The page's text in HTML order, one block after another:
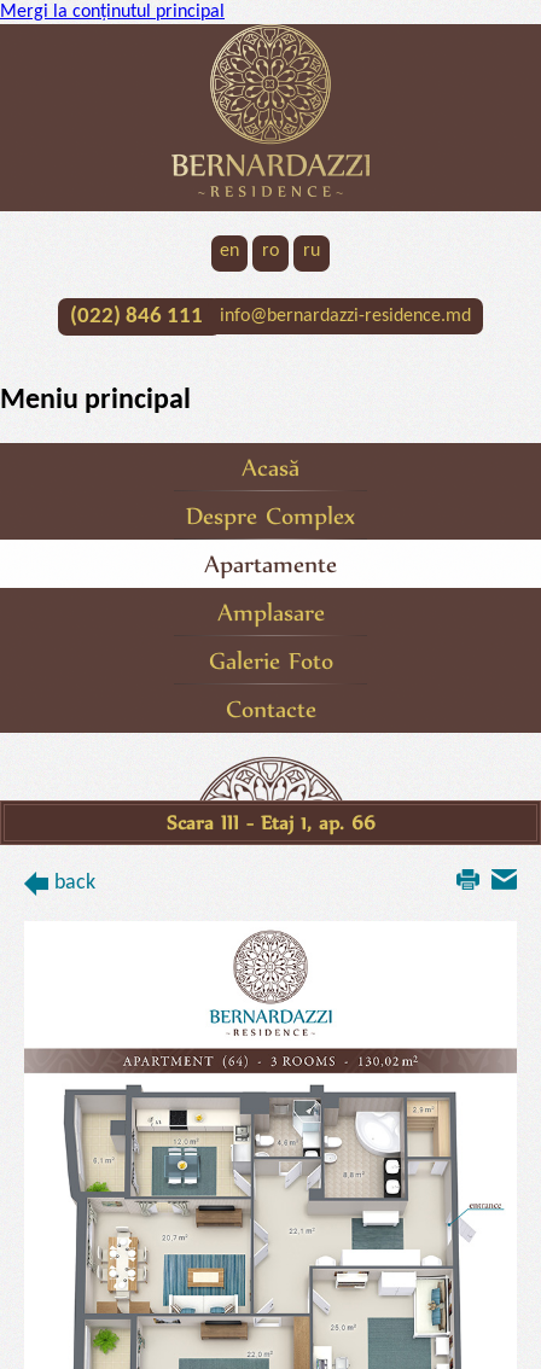
Mergi la conţinutul principal
en ro ru
(022) 846 111 info@bernardazzi-residence.md
Meniu principal
Acasă
Despre Complex
Apartamente
Amplasare
Galerie Foto
Contacte
Scara III - Etaj 1, ap. 66
back